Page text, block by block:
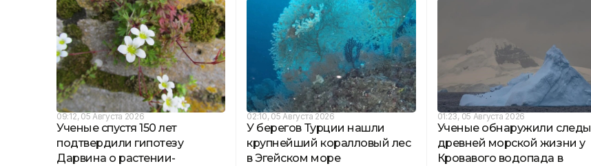
09:12, 05 Августа 2026
Ученые спустя 150 лет
подтвердили гипотезу
Дарвина о растении-
02:10, 05 Августа 2026
У берегов Турции нашли
крупнейший коралловый лес
в Эгейском море
01:23, 05 Августа 2026
Ученые обнаружили следы
древней морской жизни у
Кровавого водопада в